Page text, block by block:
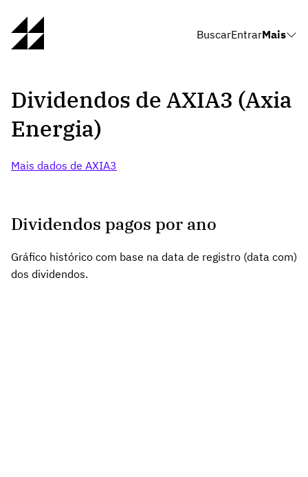
BuscarEntrarMais
Dividendos de AXIA3 (Axia
Energia)
Mais dados de AXIA3
Dividendos pagos por ano
Gráfico histórico com base na data de registro (data com)
dos dividendos.